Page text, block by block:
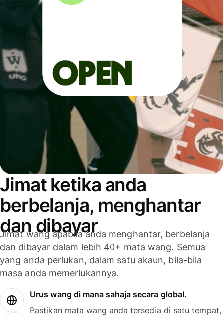
Jimat ketika anda
berbelanja, menghantar
dan dibayar
Jimat wang apabila anda menghantar, berbelanja
dan dibayar dalam lebih 40+ mata wang. Semua
yang anda perlukan, dalam satu akaun, bila-bila
masa anda memerlukannya.
Urus wang di mana sahaja secara global.
Pastikan mata wang anda tersedia di satu tempat,